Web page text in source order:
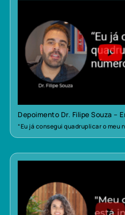
Depoimento Dr. Filipe Souza –
“Eu já consegui quadruplicar o meu